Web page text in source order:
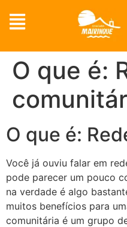
O que é:
O que é:
Você já ouviu falar em
pode parecer um pouco
na verdade é algo
muitos benefícios para
comunitária é um grupo